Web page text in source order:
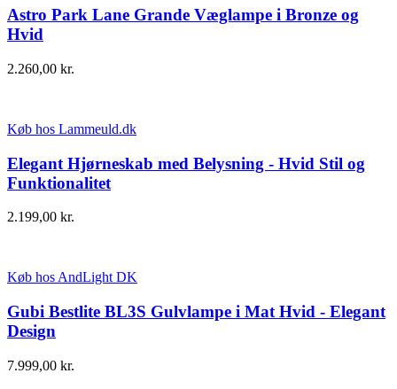
Astro Park Lane Grande Væglampe i Bronze og
Hvid
2.260,00 kr.
Køb hos Lammeuld.dk
Elegant Hjørneskab med Belysning - Hvid Stil og
Funktionalitet
2.199,00 kr.
Køb hos AndLight DK
Gubi Bestlite BL3S Gulvlampe i Mat Hvid - Elegant
Design
7.999,00 kr.